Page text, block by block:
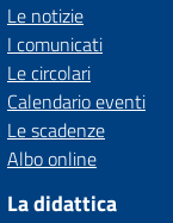
Le notizie
I comunicati
Le circolari
Calendario eventi
Le scadenze
Albo online
La didattica